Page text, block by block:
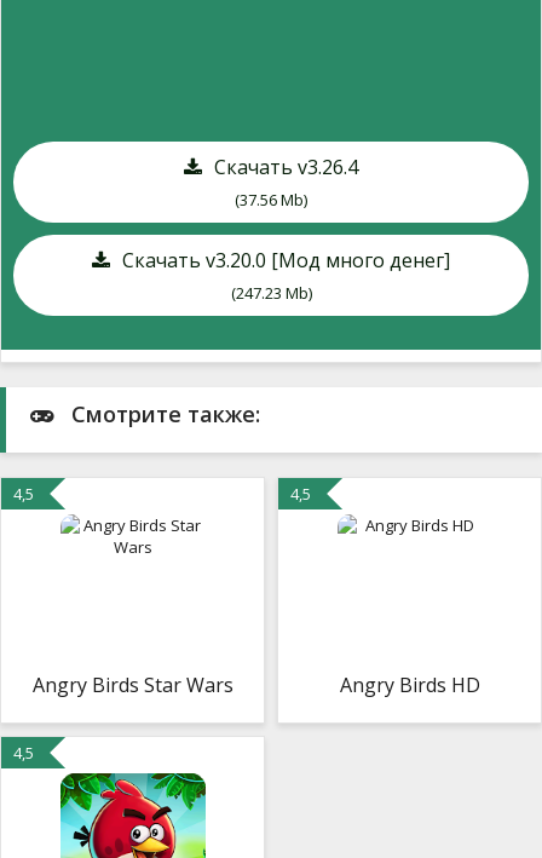
Скачать v3.26.4
(37.56 Mb)
Скачать v3.20.0 [Мод много денег]
(247.23 Mb)
Смотрите также:
4,5
Angry Birds Star Wars
4,5
Angry Birds HD
4,5